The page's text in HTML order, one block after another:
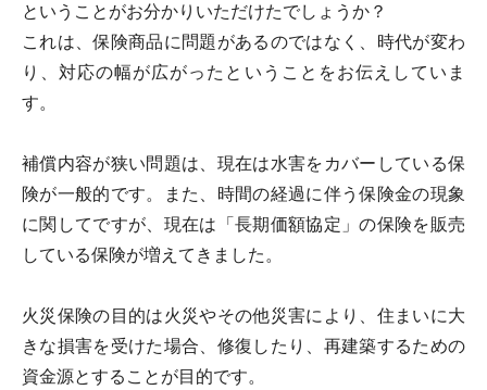
ということがお分かりいただけたでしょうか？
これは、保険商品に問題があるのではなく、時代が変わ
り、対応の幅が広がったということをお伝えしていま
す。
補償内容が狭い問題は、現在は水害をカバーしている保
険が一般的です。また、時間の経過に伴う保険金の現象
に関してですが、現在は「長期価額協定」の保険を販売
している保険が増えてきました。
火災保険の目的は火災やその他災害により、住まいに大
きな損害を受けた場合、修復したり、再建築するための
資金源とすることが目的です。